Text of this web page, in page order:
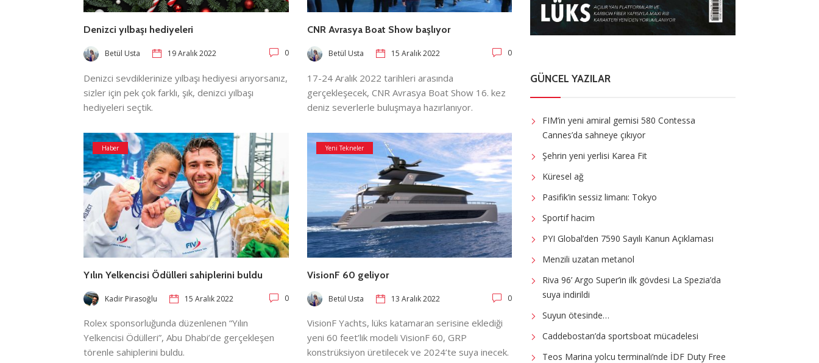
Denizci yılbaşı hediyeleri
Betül Usta 19 Aralık 2022 0
Denizci sevdiklerinize yılbaşı hediyesi arıyorsanız,
sizler için pek çok farklı, şık, denizci yılbaşı
hediyeleri seçtik.
CNR Avrasya Boat Show başlıyor
Betül Usta 15 Aralık 2022 0
17-24 Aralık 2022 tarihleri arasında
gerçekleşecek, CNR Avrasya Boat Show 16. kez
deniz severlerle buluşmaya hazırlanıyor.
Haber
Yılın Yelkencisi Ödülleri sahiplerini buldu
Kadir Pirasoğlu 15 Aralık 2022 0
Rolex sponsorluğunda düzenlenen “Yılın
Yelkencisi Ödülleri”, Abu Dhabi’de gerçekleşen
törenle sahiplerini buldu.
Yeni Tekneler
VisionF 60 geliyor
Betül Usta 13 Aralık 2022 0
VisionF Yachts, lüks katamaran serisine eklediği
yeni 60 feet’lik modeli VisionF 60, GRP
konstrüksiyon üretilecek ve 2024’te suya inecek.
GÜNCEL YAZILAR
FIM’in yeni amiral gemisi 580 Contessa
Cannes’da sahneye çıkıyor
Şehrin yeni yerlisi Karea Fit
Küresel ağ
Pasifik’in sessiz limanı: Tokyo
Sportif hacim
PYI Global’den 7590 Sayılı Kanun Açıklaması
Menzili uzatan metanol
Riva 96’ Argo Super’in ilk gövdesi La Spezia’da
suya indirildi
Suyun ötesinde…
Caddebostan’da sportsboat mücadelesi
Teos Marina yolcu terminali’nde İDF Duty Free